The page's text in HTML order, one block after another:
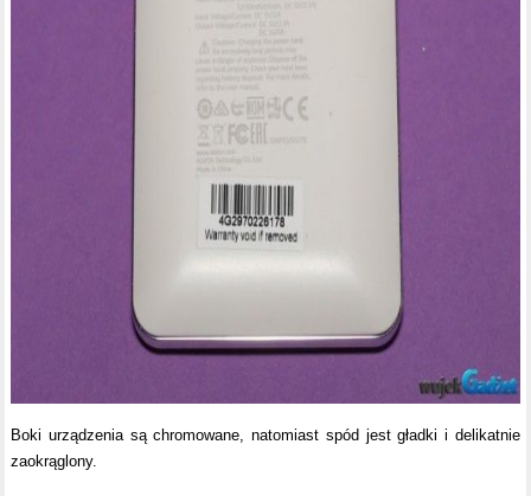
Boki urządzenia są chromowane, natomiast spód jest gładki i delikatnie
zaokrąglony.